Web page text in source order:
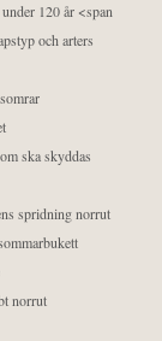
120 år <span
och arters
ska skyddas
spridning norrut
norrut